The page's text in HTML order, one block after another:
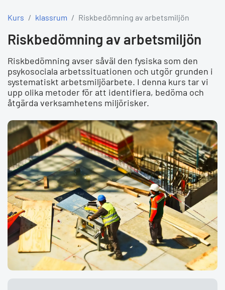
Kurs klassrum Riskbedömning av arbetsmiljön
Riskbedömning av arbetsmiljön
Riskbedömning avser såväl den fysiska som den
psykosociala arbetssituationen och utgör grunden i
systematiskt arbetsmiljöarbete. I denna kurs tar vi
upp olika metoder för att identifiera, bedöma och
åtgärda verksamhetens miljörisker.